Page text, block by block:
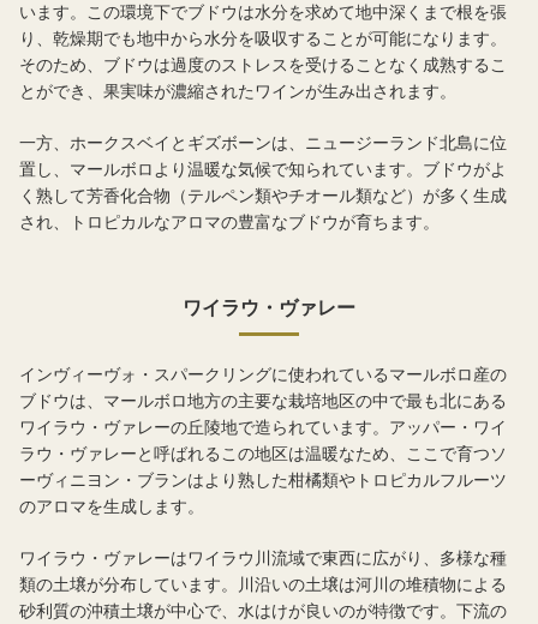
います。この環境下でブドウは水分を求めて地中深くまで根を張
り、乾燥期でも地中から水分を吸収することが可能になります。
そのため、ブドウは過度のストレスを受けることなく成熟するこ
とができ、果実味が濃縮されたワインが生み出されます。
一方、ホークスベイとギズボーンは、ニュージーランド北島に位
置し、マールボロより温暖な気候で知られています。ブドウがよ
く熟して芳香化合物（テルペン類やチオール類など）が多く生成
され、トロピカルなアロマの豊富なブドウが育ちます。
ワイラウ・ヴァレー
インヴィーヴォ・スパークリングに使われているマールボロ産の
ブドウは、マールボロ地方の主要な栽培地区の中で最も北にある
ワイラウ・ヴァレーの丘陵地で造られています。アッパー・ワイ
ラウ・ヴァレーと呼ばれるこの地区は温暖なため、ここで育つソ
ーヴィニヨン・ブランはより熟した柑橘類やトロピカルフルーツ
のアロマを生成します。
ワイラウ・ヴァレーはワイラウ川流域で東西に広がり、多様な種
類の土壌が分布しています。川沿いの土壌は河川の堆積物による
砂利質の沖積土壌が中心で、水はけが良いのが特徴です。下流の